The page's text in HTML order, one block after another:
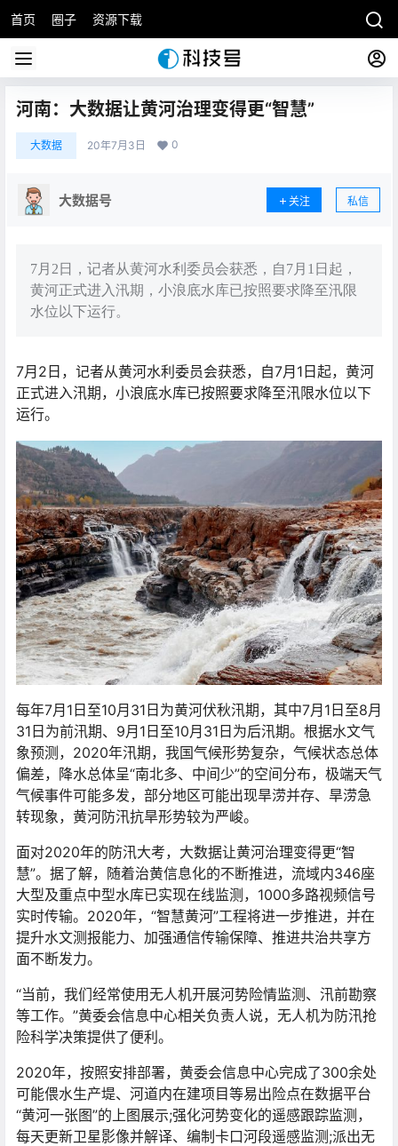
首页 圈子 资源下载
河南：大数据让黄河治理变得更“智慧”
大数据 20年7月3日 0
大数据号 关注 私信
7月2日，记者从黄河水利委员会获悉，自7月1日起，
黄河正式进入汛期，小浪底水库已按照要求降至汛限
水位以下运行。
7月2日，记者从黄河水利委员会获悉，自7月1日起，黄河
正式进入汛期，小浪底水库已按照要求降至汛限水位以下
运行。
每年7月1日至10月31日为黄河伏秋汛期，其中7月1日至8月
31日为前汛期、9月1日至10月31日为后汛期。根据水文气
象预测，2020年汛期，我国气候形势复杂，气候状态总体
偏差，降水总体呈“南北多、中间少”的空间分布，极端天气
气候事件可能多发，部分地区可能出现旱涝并存、旱涝急
转现象，黄河防汛抗旱形势较为严峻。
面对2020年的防汛大考，大数据让黄河治理变得更“智
慧”。据了解，随着治黄信息化的不断推进，流域内346座
大型及重点中型水库已实现在线监测，1000多路视频信号
实时传输。2020年，“智慧黄河”工程将进一步推进，并在
提升水文测报能力、加强通信传输保障、推进共治共享方
面不断发力。
“当前，我们经常使用无人机开展河势险情监测、汛前勘察
等工作。”黄委会信息中心相关负责人说，无人机为防汛抢
险科学决策提供了便利。
2020年，按照安排部署，黄委会信息中心完成了300余处
可能偎水生产堤、河道内在建项目等易出险点在数据平台
“黄河一张图”的上图展示;强化河势变化的遥感跟踪监测，
每天更新卫星影像并解译、编制卡口河段遥感监测;派出无